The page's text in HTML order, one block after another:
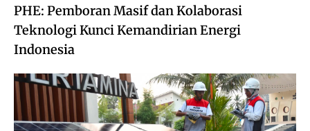
PHE: Pemboran Masif dan Kolaborasi
Teknologi Kunci Kemandirian Energi
Indonesia